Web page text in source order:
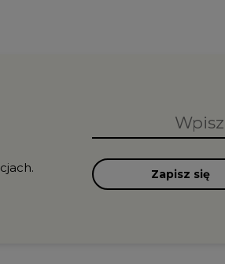
Zapisz się